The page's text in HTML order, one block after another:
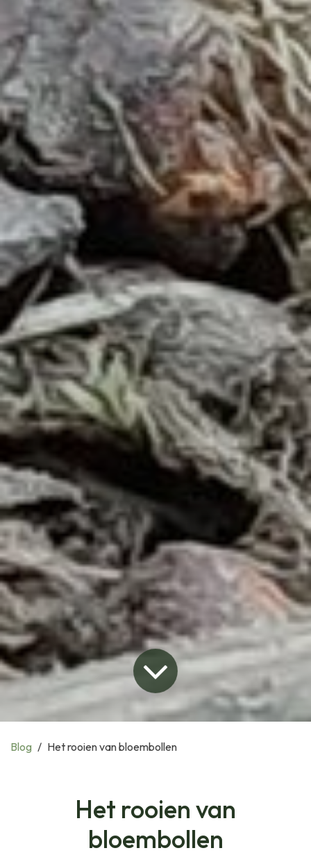
Blog Het rooien van bloembollen
Het rooien van
bloembollen